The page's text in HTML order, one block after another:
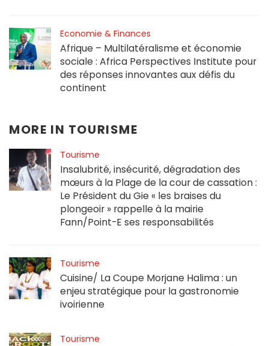
Economie & Finances
Afrique – Multilatéralisme et économie
sociale : Africa Perspectives Institute pour
des réponses innovantes aux défis du
continent
MORE IN TOURISME
Tourisme
Insalubrité, insécurité, dégradation des
mœurs à la Plage de la cour de cassation :
Le Président du Gie « les braises du
plongeoir » rappelle à la mairie
Fann/Point-E ses responsabilités
Tourisme
Cuisine/ La Coupe Morjane Halima : un
enjeu stratégique pour la gastronomie
ivoirienne
Tourisme